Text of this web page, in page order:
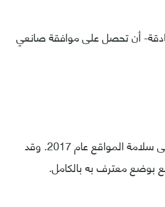
أن تحصل على موافقة صانعي
ومنحت المتصفحات الرئيسية دارك ماتر وضعًا مؤقتًا للمصادقة على سلامة المواقع عام 2017. وقد
بوضع معترف به بالكامل.